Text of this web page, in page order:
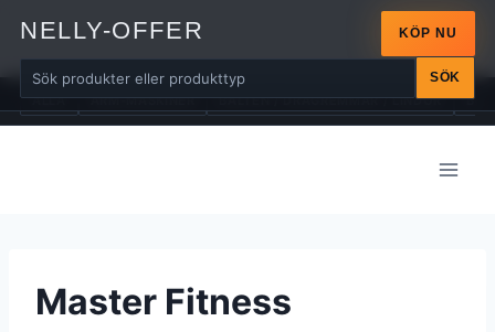
NELLY-OFFER
SÖK
KÖP NU
ALLA ARM-MASKINER BÄLTEN / DRAGREMMAR / LINDOR
Master Fitness